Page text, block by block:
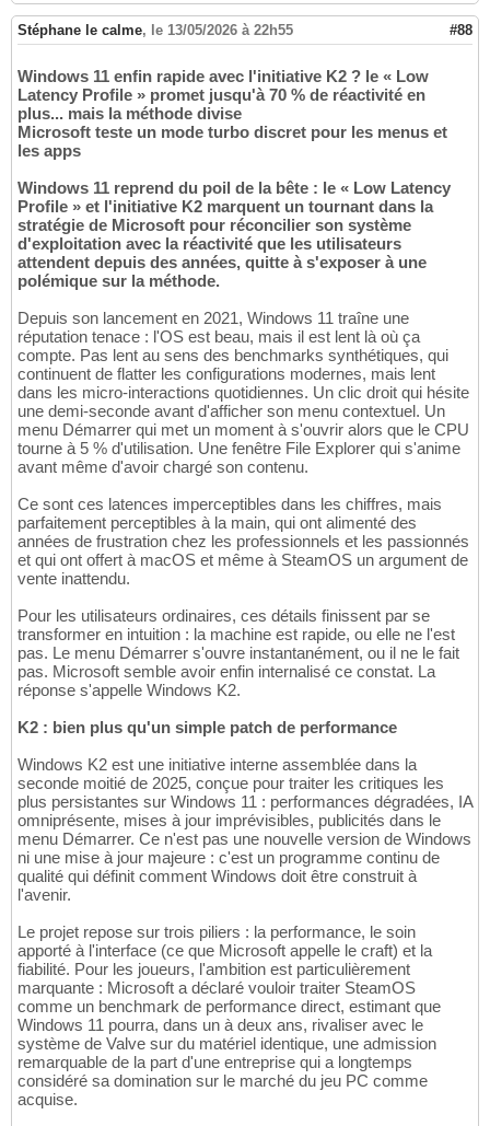
Stéphane le calme, le 13/05/2026 à 22h55 #88
Windows 11 enfin rapide avec l'initiative K2 ? le « Low
Latency Profile » promet jusqu'à 70 % de réactivité en
plus... mais la méthode divise
Microsoft teste un mode turbo discret pour les menus et
les apps
Windows 11 reprend du poil de la bête : le « Low Latency
Profile » et l'initiative K2 marquent un tournant dans la
stratégie de Microsoft pour réconcilier son système
d'exploitation avec la réactivité que les utilisateurs
attendent depuis des années, quitte à s'exposer à une
polémique sur la méthode.
Depuis son lancement en 2021, Windows 11 traîne une
réputation tenace : l'OS est beau, mais il est lent là où ça
compte. Pas lent au sens des benchmarks synthétiques, qui
continuent de flatter les configurations modernes, mais lent
dans les micro-interactions quotidiennes. Un clic droit qui hésite
une demi-seconde avant d'afficher son menu contextuel. Un
menu Démarrer qui met un moment à s'ouvrir alors que le CPU
tourne à 5 % d'utilisation. Une fenêtre File Explorer qui s'anime
avant même d'avoir chargé son contenu.
Ce sont ces latences imperceptibles dans les chiffres, mais
parfaitement perceptibles à la main, qui ont alimenté des
années de frustration chez les professionnels et les passionnés
et qui ont offert à macOS et même à SteamOS un argument de
vente inattendu.
Pour les utilisateurs ordinaires, ces détails finissent par se
transformer en intuition : la machine est rapide, ou elle ne l'est
pas. Le menu Démarrer s'ouvre instantanément, ou il ne le fait
pas. Microsoft semble avoir enfin internalisé ce constat. La
réponse s'appelle Windows K2.
K2 : bien plus qu'un simple patch de performance
Windows K2 est une initiative interne assemblée dans la
seconde moitié de 2025, conçue pour traiter les critiques les
plus persistantes sur Windows 11 : performances dégradées, IA
omniprésente, mises à jour imprévisibles, publicités dans le
menu Démarrer. Ce n'est pas une nouvelle version de Windows
ni une mise à jour majeure : c'est un programme continu de
qualité qui définit comment Windows doit être construit à
l'avenir.
Le projet repose sur trois piliers : la performance, le soin
apporté à l'interface (ce que Microsoft appelle le craft) et la
fiabilité. Pour les joueurs, l'ambition est particulièrement
marquante : Microsoft a déclaré vouloir traiter SteamOS
comme un benchmark de performance direct, estimant que
Windows 11 pourra, dans un à deux ans, rivaliser avec le
système de Valve sur du matériel identique, une admission
remarquable de la part d'une entreprise qui a longtemps
considéré sa domination sur le marché du jeu PC comme
acquise.